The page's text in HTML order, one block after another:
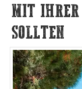
MIT
SOLLTEN